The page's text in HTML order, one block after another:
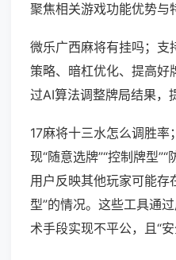
聚焦相关游戏功能优势与
微乐广西麻将有挂吗；支
策略、暗杠优化、提高好
过AI算法调整牌局结果，
17麻将十三水怎么调胜
现“随意选牌”“控制牌型
用户反映其他玩家可能存
型”的情况。这些工具通
术手段实现不平公，且“安